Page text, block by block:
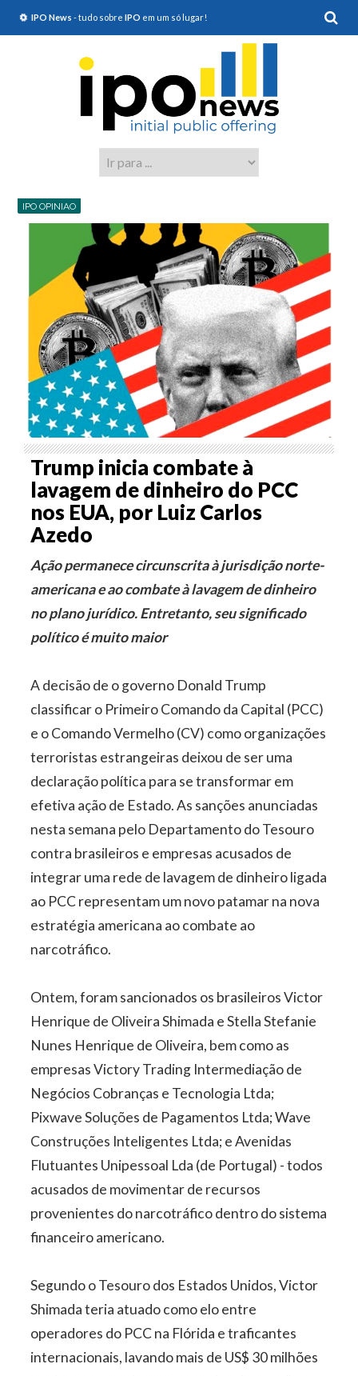
IPO News - tudo sobre IPO em um só lugar!
IPO OPINIAO
Trump inicia combate à
lavagem de dinheiro do PCC
nos EUA, por Luiz Carlos
Azedo
Ação permanece circunscrita à jurisdição norte-
americana e ao combate à lavagem de dinheiro
no plano jurídico. Entretanto, seu significado
político é muito maior
A decisão de o governo Donald Trump
classificar o Primeiro Comando da Capital (PCC)
e o Comando Vermelho (CV) como organizações
terroristas estrangeiras deixou de ser uma
declaração política para se transformar em
efetiva ação de Estado. As sanções anunciadas
nesta semana pelo Departamento do Tesouro
contra brasileiros e empresas acusados de
integrar uma rede de lavagem de dinheiro ligada
ao PCC representam um novo patamar na nova
estratégia americana ao combate ao
narcotráfico.
Ontem, foram sancionados os brasileiros Victor
Henrique de Oliveira Shimada e Stella Stefanie
Nunes Henrique de Oliveira, bem como as
empresas Victory Trading Intermediação de
Negócios Cobranças e Tecnologia Ltda;
Pixwave Soluções de Pagamentos Ltda; Wave
Construções Inteligentes Ltda; e Avenidas
Flutuantes Unipessoal Lda (de Portugal) - todos
acusados de movimentar de recursos
provenientes do narcotráfico dentro do sistema
financeiro americano.
Segundo o Tesouro dos Estados Unidos, Victor
Shimada teria atuado como elo entre
operadores do PCC na Flórida e traficantes
internacionais, lavando mais de US$ 30 milhões